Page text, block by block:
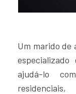
Um marido de
ajudá-lo